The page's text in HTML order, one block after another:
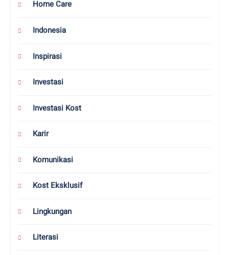
Home Care
Indonesia
Inspirasi
Investasi
Investasi Kost
Karir
Komunikasi
Kost Eksklusif
Lingkungan
Literasi